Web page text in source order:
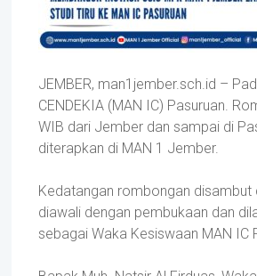
JEMBER, man1jember.sch.id –
CENDEKIA (MAN IC) Pasuruan.
WIB dari Jember dan sampai di
diterapkan di MAN 1 Jember.
Kedatangan rombongan disambut
diawali dengan pembukaan dan
sebagai Waka Kesiswaan MAN